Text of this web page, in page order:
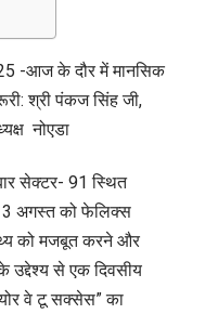
ओर
से
योर
वे
टू
सक्सेस
-आज के दौर में मानसिक
श्री पंकज सिंह जी,
नोएडा
सेक्टर- 91 स्थित
3 अगस्त को फेलिक्स
को मजबूत करने और
उद्देश्य से एक दिवसीय
वे टू सक्सेस” का